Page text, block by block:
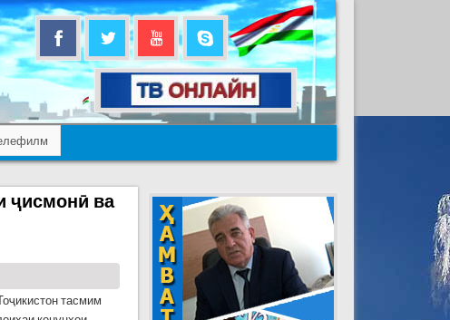
ҷисмонӣ ва
тасмим